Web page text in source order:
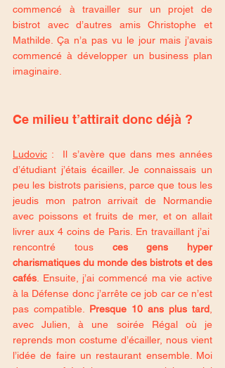
commencé à travailler sur un projet de
bistrot avec d’autres amis Christophe et
Mathilde. Ça n’a pas vu le jour mais j’avais
commencé à développer un business plan
imaginaire.
Ce milieu t’attirait donc déjà ?
Ludovic :  Il s’avère que dans mes années
d’étudiant j’étais écailler. Je connaissais un
peu les bistrots parisiens, parce que tous les
jeudis mon patron arrivait de Normandie
avec poissons et fruits de mer, et on allait
livrer aux 4 coins de Paris. En travaillant j’ai
rencontré tous ces gens hyper
charismatiques du monde des bistrots et des
cafés . Ensuite, j’ai commencé ma vie active
à la Défense donc j’arrête ce job car ce n’est
pas compatible. Presque 10 ans plus tard
avec Julien, à une soirée Régal où je
reprends mon costume d’écailler, nous vient
l’idée de faire un restaurant ensemble. Moi